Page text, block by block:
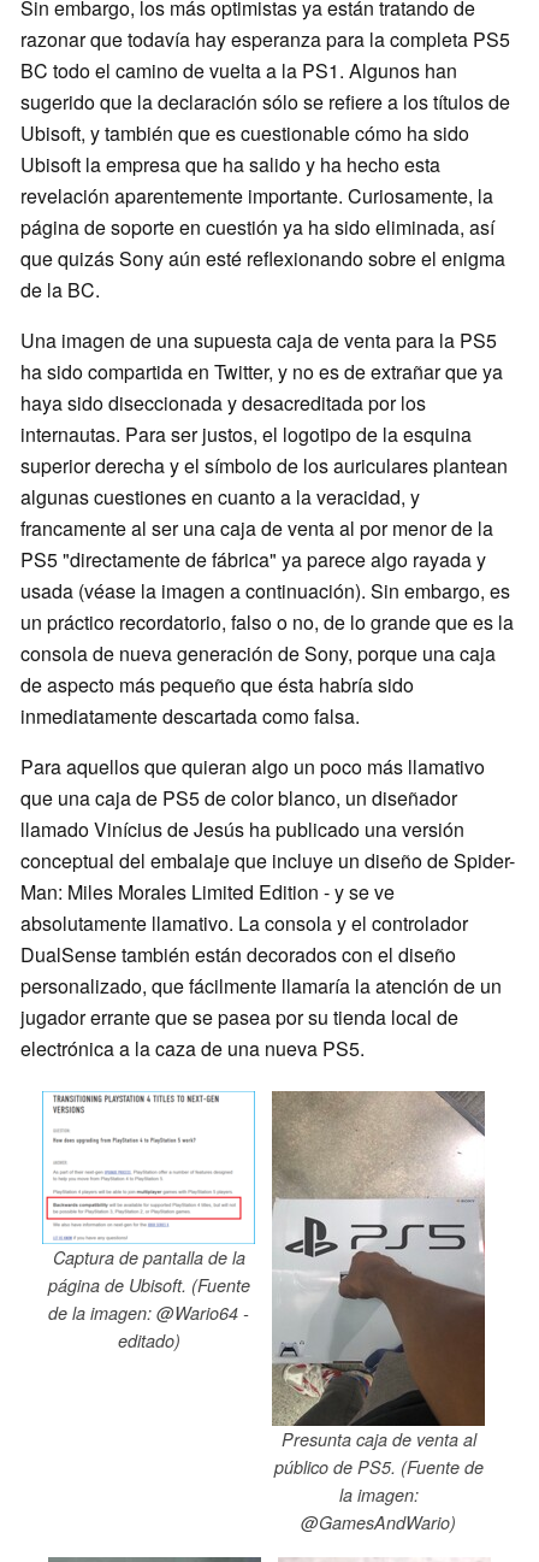
Sin embargo, los más optimistas ya están tratando de
razonar que todavía hay esperanza para la completa PS5
BC todo el camino de vuelta a la PS1. Algunos han
sugerido que la declaración sólo se refiere a los títulos de
Ubisoft, y también que es cuestionable cómo ha sido
Ubisoft la empresa que ha salido y ha hecho esta
revelación aparentemente importante. Curiosamente, la
página de soporte en cuestión ya ha sido eliminada, así
que quizás Sony aún esté reflexionando sobre el enigma
de la BC.
Una imagen de una supuesta caja de venta para la PS5
ha sido compartida en Twitter, y no es de extrañar que ya
haya sido diseccionada y desacreditada por los
internautas. Para ser justos, el logotipo de la esquina
superior derecha y el símbolo de los auriculares plantean
algunas cuestiones en cuanto a la veracidad, y
francamente al ser una caja de venta al por menor de la
PS5 "directamente de fábrica" ya parece algo rayada y
usada (véase la imagen a continuación). Sin embargo, es
un práctico recordatorio, falso o no, de lo grande que es la
consola de nueva generación de Sony, porque una caja
de aspecto más pequeño que ésta habría sido
inmediatamente descartada como falsa.
Para aquellos que quieran algo un poco más llamativo
que una caja de PS5 de color blanco, un diseñador
llamado Vinícius de Jesús ha publicado una versión
conceptual del embalaje que incluye un diseño de Spider-
Man: Miles Morales Limited Edition - y se ve
absolutamente llamativo. La consola y el controlador
DualSense también están decorados con el diseño
personalizado, que fácilmente llamaría la atención de un
jugador errante que se pasea por su tienda local de
electrónica a la caza de una nueva PS5.
Captura de pantalla de la
página de Ubisoft. (Fuente
de la imagen: @Wario64 -
editado)
Presunta caja de venta al
público de PS5. (Fuente de
la imagen:
@GamesAndWario)